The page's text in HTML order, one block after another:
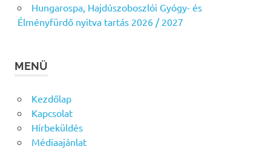
Hungarospa, Hajdúszoboszlói Gyógy- és
Élményfürdő nyitva tartás 2026 / 2027
MENÜ
Kezdőlap
Kapcsolat
Hírbeküldés
Médiaajánlat